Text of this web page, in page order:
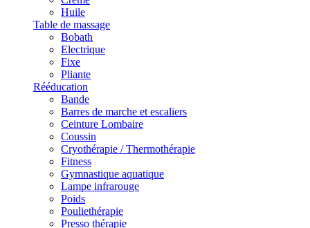
Huile
Table de massage
Bobath
Electrique
Fixe
Pliante
Rééducation
Bande
Barres de marche et escaliers
Ceinture Lombaire
Coussin
Cryothérapie / Thermothérapie
Fitness
Gymnastique aquatique
Lampe infrarouge
Poids
Pouliethérapie
Presso thérapie